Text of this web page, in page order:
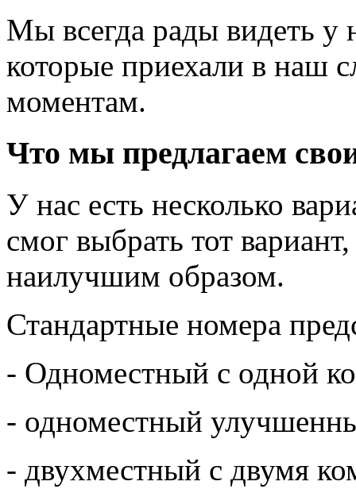
Мы всегда рады видеть у
которые приехали в наш
моментам.
Что мы предлагаем
У нас есть несколько
смог выбрать тот
наилучшим образом.
Стандартные номера
- Одноместный с одной
- одноместный
- двухместный с двумя